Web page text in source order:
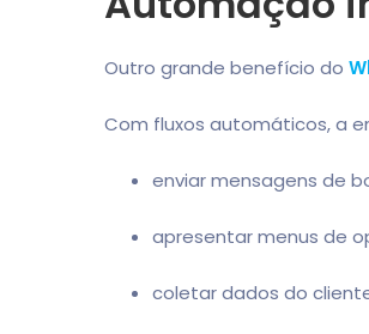
Outro grande benefício do
Com fluxos automáticos, a
enviar mensagens de
apresentar menus de
coletar dados do